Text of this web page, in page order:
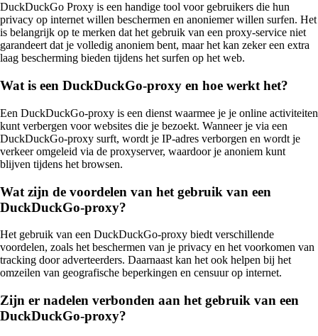
DuckDuckGo Proxy is een handige tool voor gebruikers die hun
privacy op internet willen beschermen en anoniemer willen surfen. Het
is belangrijk op te merken dat het gebruik van een proxy-service niet
garandeert dat je volledig anoniem bent, maar het kan zeker een extra
laag bescherming bieden tijdens het surfen op het web.
Wat is een DuckDuckGo-proxy en hoe werkt het?
Een DuckDuckGo-proxy is een dienst waarmee je je online activiteiten
kunt verbergen voor websites die je bezoekt. Wanneer je via een
DuckDuckGo-proxy surft, wordt je IP-adres verborgen en wordt je
verkeer omgeleid via de proxyserver, waardoor je anoniem kunt
blijven tijdens het browsen.
Wat zijn de voordelen van het gebruik van een
DuckDuckGo-proxy?
Het gebruik van een DuckDuckGo-proxy biedt verschillende
voordelen, zoals het beschermen van je privacy en het voorkomen van
tracking door adverteerders. Daarnaast kan het ook helpen bij het
omzeilen van geografische beperkingen en censuur op internet.
Zijn er nadelen verbonden aan het gebruik van een
DuckDuckGo-proxy?